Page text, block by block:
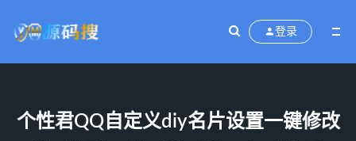
登录
个性君QQ自定义diy名片设置一键修改